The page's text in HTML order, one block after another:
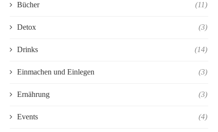
Bücher (11)
Detox (3)
Drinks (14)
Einmachen und Einlegen (3)
Ernährung (3)
Events (4)